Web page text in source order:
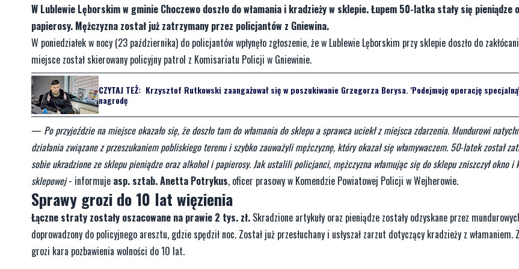
W Lublewie Lęborskim w gminie Choczewo doszło do włamania i kradzieży w sklepie. Łupem 50-latka stały się pieniądze
papierosy. Mężczyzna został już zatrzymany przez policjantów z Gniewina.
W poniedziałek w nocy (23 października) do policjantów wpłynęło zgłoszenie, że w Lublewie Lęborskim przy sklepie doszło do
miejsce został skierowany policyjny patrol z Komisariatu Policji w Gniewinie.
CZYTAJ TEŻ: Krzysztof Rutkowski zaangażował się w poszukiwanie Grzegorza Borysa. 'Podejmuję operację
nagrodę
— Po przyjeździe na miejsce okazało się, że doszło tam do włamania do sklepu a sprawca uciekł z miejsca zdarzenia. Mundurowi
działania związane z przeszukaniem pobliskiego terenu i szybko zauważyli mężczyznę, który okazał się włamywaczem. 50-latek został
sobie ukradzione ze sklepu pieniądze oraz alkohol i papierosy. Jak ustalili policjanci, mężczyzna włamując się do sklepu zniszczył okno
sklepowej- informuje asp. sztab. Anetta Potrykus, oficer prasowy w Komendzie Powiatowej Policji w Wejherowie.
Sprawy grozi do 10 lat więzienia
Łączne straty zostały oszacowane na prawie 2 tys. zł. Skradzione artykuły oraz pieniądze zostały odzyskane przez
doprowadzony do policyjnego aresztu, gdzie spędził noc. Został już przesłuchany i usłyszał zarzut dotyczący kradzieży z
grozi kara pozbawienia wolności do 10 lat.